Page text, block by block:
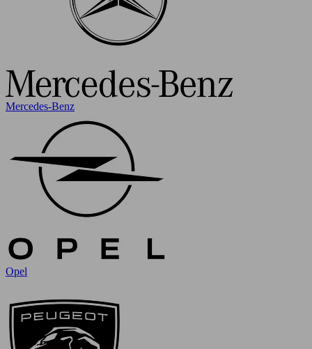
Mercedes-Benz
Opel